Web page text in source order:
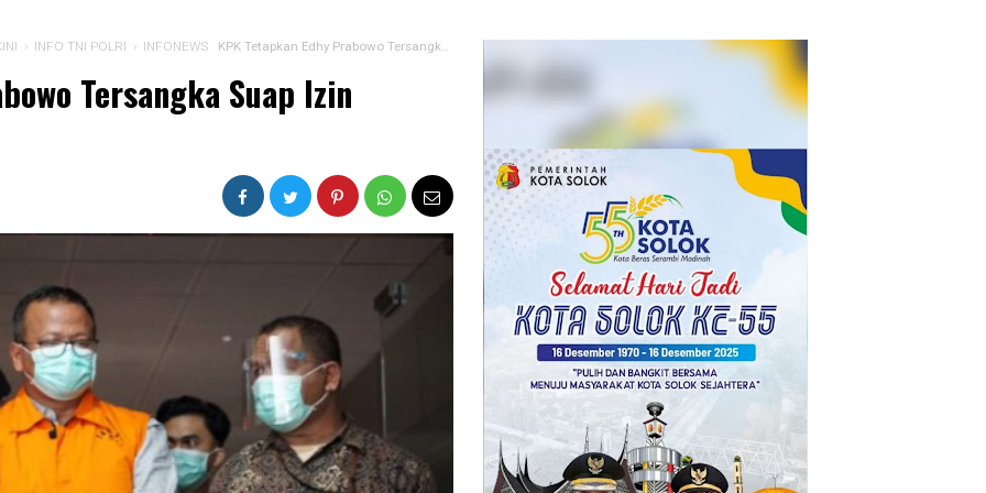
› INFO TNI POLRI › INFONEWS KPK Tetapkan Edhy Prabowo Tersangka Suap Izin Ekspor Benih Lobster
Tersangka Suap Izin